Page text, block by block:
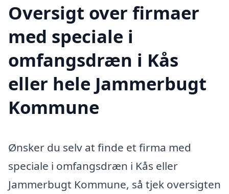
Oversigt over firmaer
med speciale i
omfangsdræn i Kås
eller hele Jammerbugt
Kommune
Ønsker du selv at finde et firma med
speciale i omfangsdræn i Kås eller
Jammerbugt Kommune, så tjek oversigten